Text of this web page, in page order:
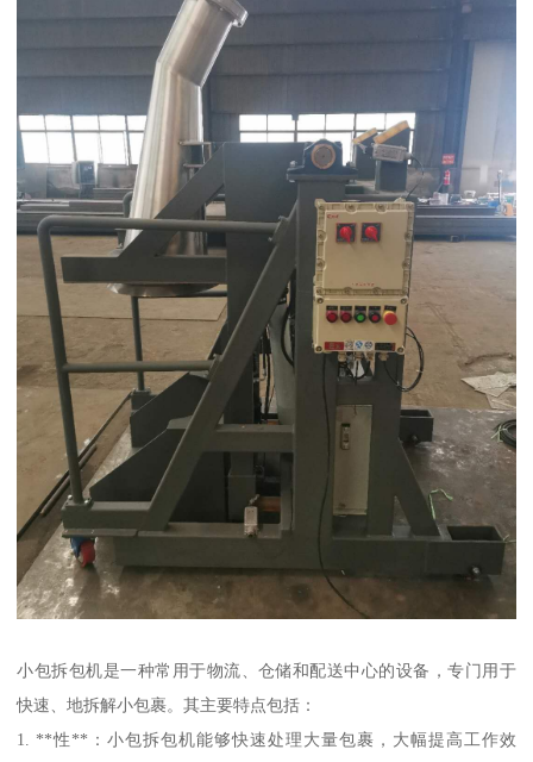
小包拆包机是一种常用于物流、仓储和配送中心的设备，专门用于
快速、地拆解小包裹。其主要特点包括：
1. **性**：小包拆包机能够快速处理大量包裹，大幅提高工作效